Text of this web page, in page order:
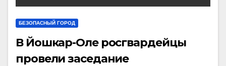
БЕЗОПАСНЫЙ ГОРОД
В Йошкар-Оле росгвардейцы
провели заседание